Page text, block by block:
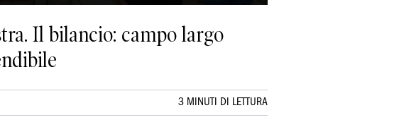
Il bilancio: campo largo
3 MINUTI DI LETTURA